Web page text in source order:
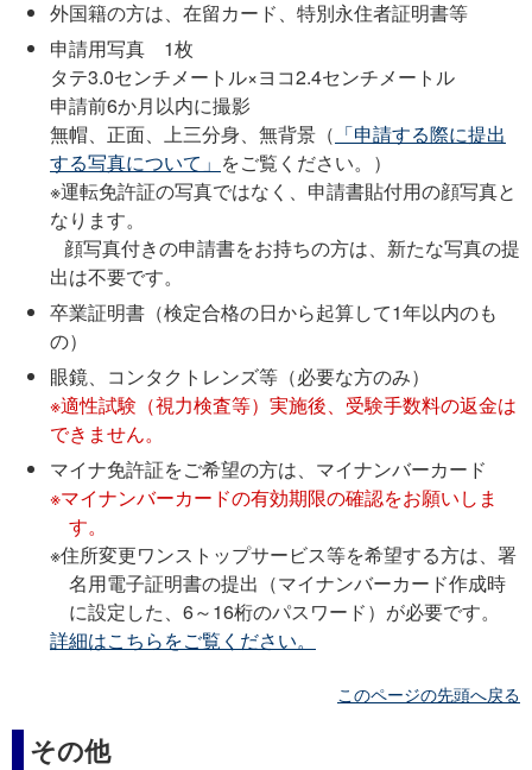
外国籍の方は、在留カード、特別永住者証明書等
申請用写真 1枚
タテ3.0センチメートル×ヨコ2.4センチメートル
申請前6か月以内に撮影
無帽、正面、上三分身、無背景（ 「申請する際に提出
する写真について」 をご覧ください。）
※運転免許証の写真ではなく、申請書貼付用の顔写真と
なります。
顔写真付きの申請書をお持ちの方は、新たな写真の提
出は不要です。
卒業証明書（検定合格の日から起算して1年以内のも
の）
眼鏡、コンタクトレンズ等（必要な方のみ）
※適性試験（視力検査等）実施後、受験手数料の返金は
できません。
マイナ免許証をご希望の方は、マイナンバーカード
※マイナンバーカードの有効期限の確認をお願いしま
す。
※住所変更ワンストップサービス等を希望する方は、署
名用電子証明書の提出（マイナンバーカード作成時
に設定した、6～16桁のパスワード）が必要です。
詳細はこちらをご覧ください。
このページの先頭へ戻る
その他